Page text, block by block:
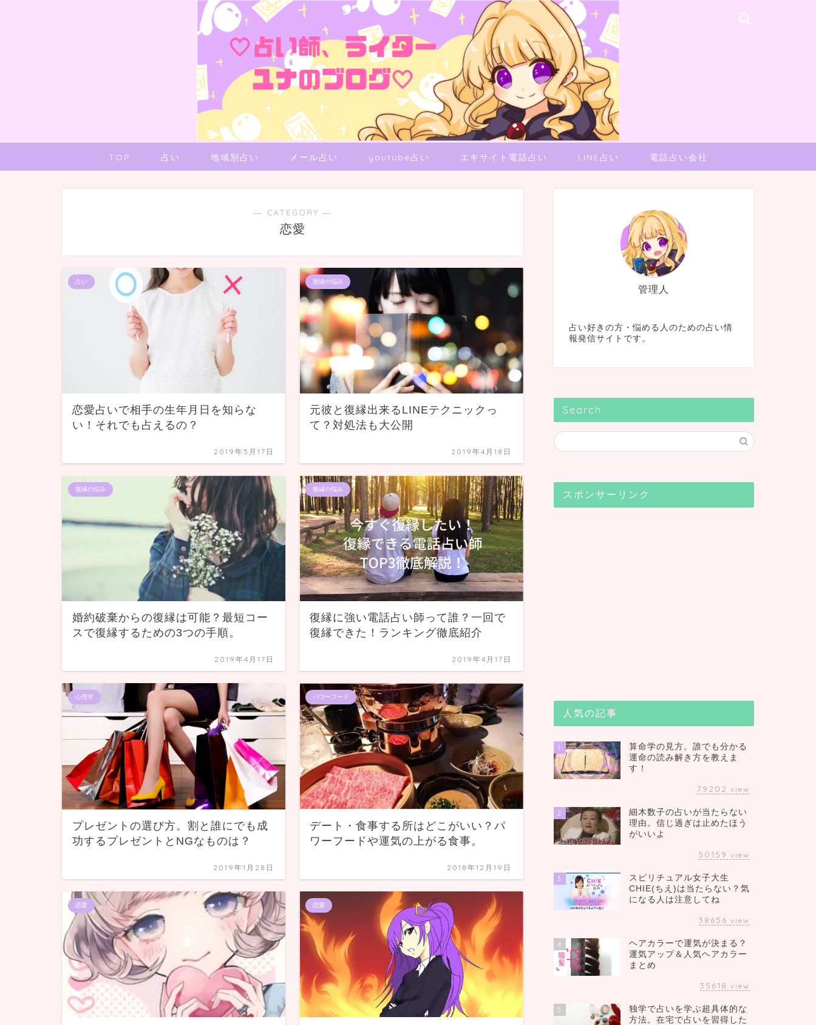
TOP 占い 地域別占い メール占い youtube占い エキサイト電話占い LINE占い 電話占い会社
― CATEGORY ―
恋愛
占い
恋愛占いで相手の生年月日を知らな
い！それでも占えるの？
2019年5月17日
復縁の悩み
元彼と復縁出来るLINEテクニックっ
て？対処法も大公開
2019年4月18日
復縁の悩み
婚約破棄からの復縁は可能？最短コー
スで復縁するための3つの手順。
2019年4月17日
復縁の悩み
復縁に強い電話占い師って誰？一回で
復縁できた！ランキング徹底紹介
2019年4月17日
心理学
プレゼントの選び方。割と誰にでも成
功するプレゼントとNGなものは？
2019年1月28日
パワーフード
デート・食事する所はどこがいい？パ
ワーフードや運気の上がる食事。
2018年12月19日
恋愛 恋愛
管理人
占い好きの方・悩める人のための占い情
報発信サイトです。
Search
スポンサーリンク
人気の記事
1
算命学の見方。誰でも分かる
運命の読み解き方を教えま
す！
79202 view
2
細木数子の占いが当たらない
理由。信じ過ぎは止めたほう
がいいよ
50159 view
3
スピリチュアル女子大生
CHIE(ちえ)は当たらない？気
になる人は注意してね
38656 view
4
ヘアカラーで運気が決まる？
運気アップ＆人気ヘアカラー
まとめ
35618 view
5
独学で占いを学ぶ超具体的な
方法。在宅で占いを習得した